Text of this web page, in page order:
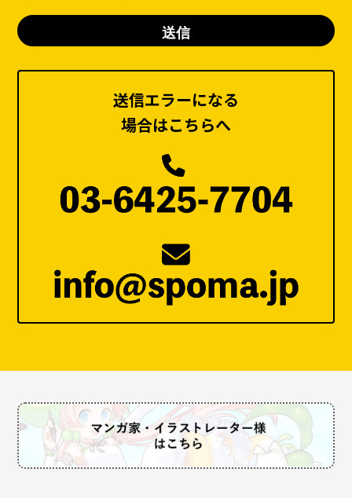
送信エラーになる
場合はこちらへ